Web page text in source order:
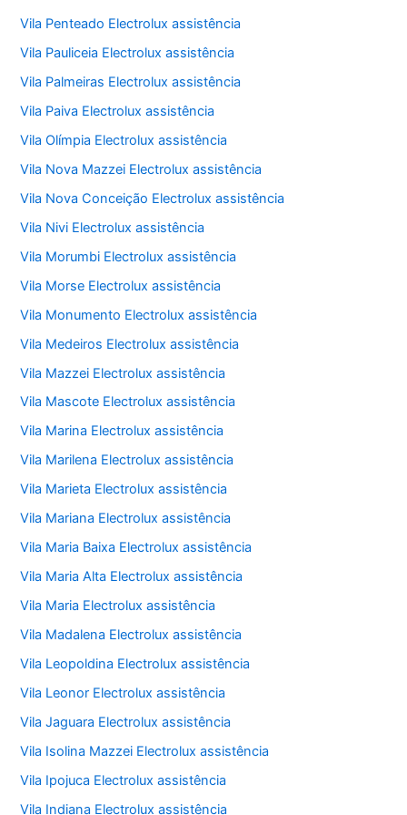
Vila Penteado Electrolux assistência
Vila Pauliceia Electrolux assistência
Vila Palmeiras Electrolux assistência
Vila Paiva Electrolux assistência
Vila Olímpia Electrolux assistência
Vila Nova Mazzei Electrolux assistência
Vila Nova Conceição Electrolux assistência
Vila Nivi Electrolux assistência
Vila Morumbi Electrolux assistência
Vila Morse Electrolux assistência
Vila Monumento Electrolux assistência
Vila Medeiros Electrolux assistência
Vila Mazzei Electrolux assistência
Vila Mascote Electrolux assistência
Vila Marina Electrolux assistência
Vila Marilena Electrolux assistência
Vila Marieta Electrolux assistência
Vila Mariana Electrolux assistência
Vila Maria Baixa Electrolux assistência
Vila Maria Alta Electrolux assistência
Vila Maria Electrolux assistência
Vila Madalena Electrolux assistência
Vila Leopoldina Electrolux assistência
Vila Leonor Electrolux assistência
Vila Jaguara Electrolux assistência
Vila Isolina Mazzei Electrolux assistência
Vila Ipojuca Electrolux assistência
Vila Indiana Electrolux assistência